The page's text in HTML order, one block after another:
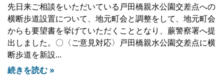
先日来ご相談をいただいている戸田橋親水公園交差点への
横断歩道設置について、地元町会と調整をして、地元町会
からも要望書を挙げていただくこととなり、蕨警察署へ提
出しました。〇〈ご意見対応〉戸田橋親水公園交差点に横
断歩道を新設
続きを読む »